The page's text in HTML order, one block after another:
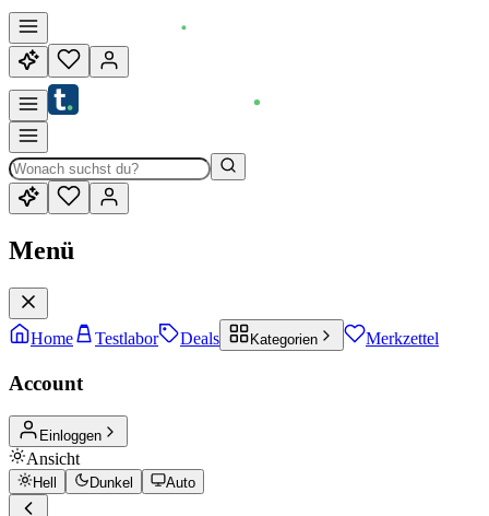
Menü
Home Testlabor Deals Kategorien Merkzettel
Account
Einloggen
Ansicht
Hell Dunkel Auto